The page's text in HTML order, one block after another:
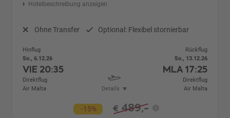
Hotelbeschreibung anzeigen
Ohne Transfer Optional: Flexibel stornierbar
Hinflug
So., 6.12.26
VIE 20:35
Direktflug
Air Malta
Details
Rückflug
So., 13.12.26
MLA 17:25
Direktflug
Air Malta
-15% € 489,-